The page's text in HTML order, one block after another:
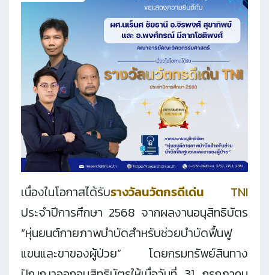
เนื่องในโอกาสได้รับรางวัลนวัตกรดีเด่น TNI
ประจำปีการศึกษา 2568 จากผลงานอนุสิทธิบัตร
“หุ่นยนต์กายภาพบำบัดสำหรับช่วยบำบัดฟื้นฟู
แขนและขาของผู้ป่วย” โดยกรมทรัพย์สินทาง